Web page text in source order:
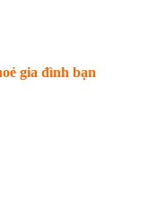
gia đình bạn